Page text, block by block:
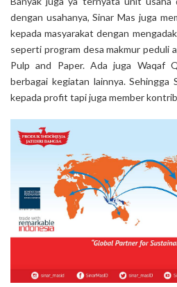
dengan usahanya, Sinar Mas juga
kepada masyarakat dengan
seperti program desa makmur peduli
Pulp and Paper. Ada juga Waqaf
berbagai kegiatan lainnya. Sehingga
kepada profit tapi juga member